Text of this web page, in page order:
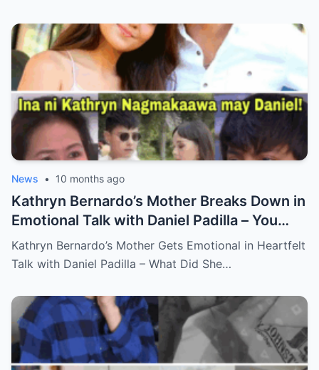
News • 10 months ago
Kathryn Bernardo’s Mother Breaks Down in
Emotional Talk with Daniel Padilla – You
Won’t Believe What She Said!
Kathryn Bernardo’s Mother Gets Emotional in Heartfelt
Talk with Daniel Padilla – What Did She…